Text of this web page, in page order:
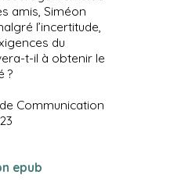
amis, Siméon
l’incertitude,
du
t-il à obtenir le
?
Communication
epub